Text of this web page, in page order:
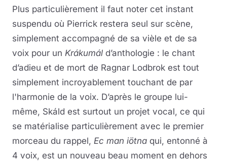
Plus particulièrement il faut noter cet instant
suspendu où Pierrick restera seul sur scène,
simplement accompagné de sa vièle et de sa
voix pour un Krákumál d’anthologie : le chant
d’adieu et de mort de Ragnar Lodbrok est tout
simplement incroyablement touchant de par
l'harmonie de la voix. D’après le groupe lui-
même, Skáld est surtout un projet vocal, ce qui
se matérialise particulièrement avec le premier
morceau du rappel, Ec man iötna qui, entonné à
4 voix, est un nouveau beau moment en dehors